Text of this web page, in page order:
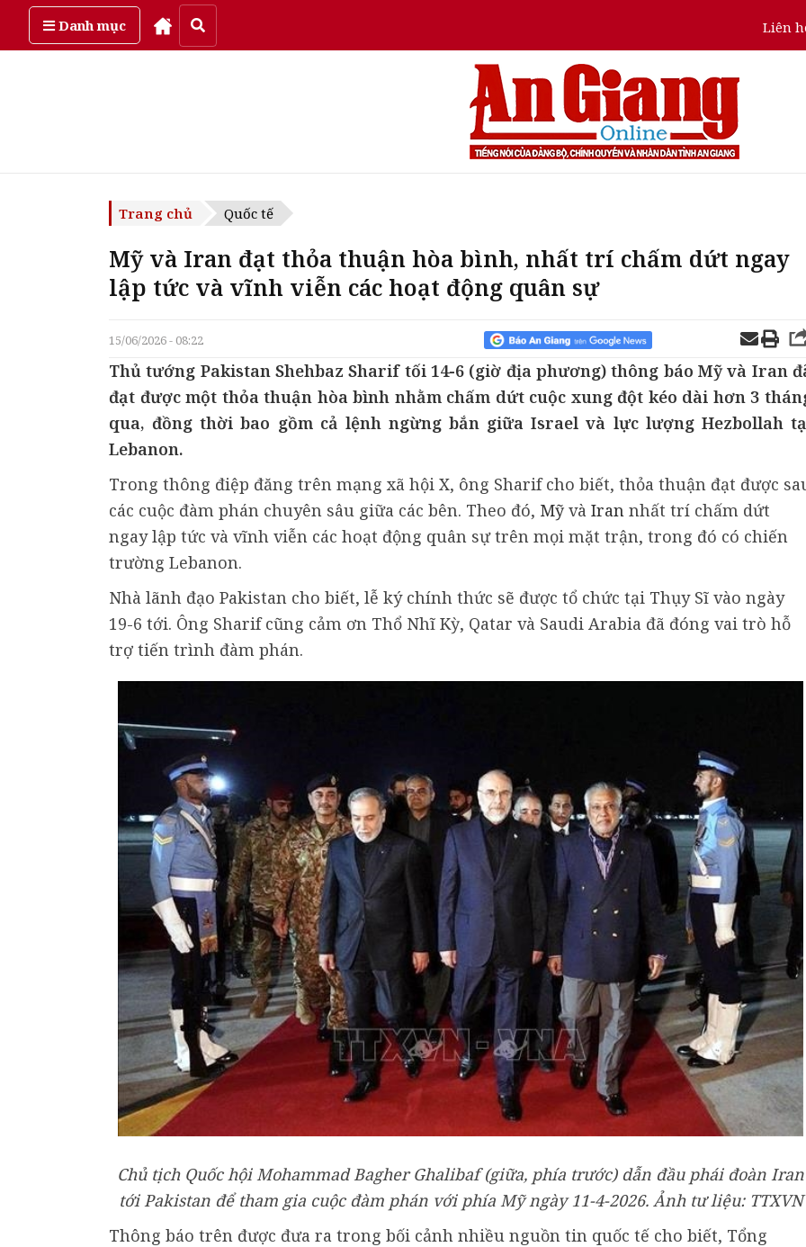
Danh mục Liên
Thứ bảy, ngày 8/08/2026
Trang chủ Quốc tế
Mỹ và Iran đạt thỏa thuận hòa bình, nhất trí chấm dứt ngay
lập tức và vĩnh viễn các hoạt động quân sự
15/06/2026 - 08:22
Thủ tướng Pakistan Shehbaz Sharif tối 14-6 (giờ địa phương) thông báo Mỹ và Iran
đạt được một thỏa thuận hòa bình nhằm chấm dứt cuộc xung đột kéo dài hơn 3
qua, đồng thời bao gồm cả lệnh ngừng bắn giữa Israel và lực lượng Hezbollah
Lebanon.
Trong thông điệp đăng trên mạng xã hội X, ông Sharif cho biết, thỏa thuận đạt được
các cuộc đàm phán chuyên sâu giữa các bên. Theo đó, Mỹ và Iran nhất trí chấm dứt
ngay lập tức và vĩnh viễn các hoạt động quân sự trên mọi mặt trận, trong đó có chiến
trường Lebanon.
Nhà lãnh đạo Pakistan cho biết, lễ ký chính thức sẽ được tổ chức tại Thụy Sĩ vào ngày
19-6 tới. Ông Sharif cũng cảm ơn Thổ Nhĩ Kỳ, Qatar và Saudi Arabia đã đóng vai trò hỗ
trợ tiến trình đàm phán.
Chủ tịch Quốc hội Mohammad Bagher Ghalibaf (giữa, phía trước) dẫn đầu phái đoàn Iran
tới Pakistan để tham gia cuộc đàm phán với phía Mỹ ngày 11-4-2026. Ảnh tư liệu: TTXVN
Thông báo trên được đưa ra trong bối cảnh nhiều nguồn tin quốc tế cho biết, Tổng